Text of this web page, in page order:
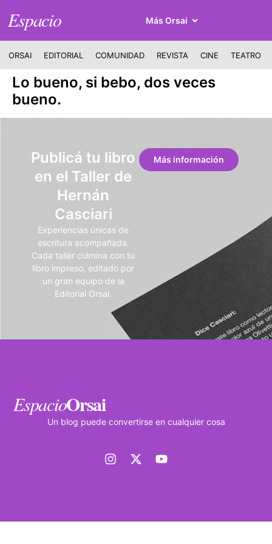
Espacio Más Orsai
ORSAI EDITORIAL COMUNIDAD REVISTA CINE TEATRO
Lo bueno, si bebo, dos veces
bueno.
Publicá tu libro
en el Taller de
Hernán
Casciari
Experiencias únicas de
escritura acompañada.
Cada taller culmina con tu
libro impreso, editado por
un gran equipo de la
Editorial Orsai.
Más información
EspacioOrsai
Un blog puede convertirse en cualquier cosa